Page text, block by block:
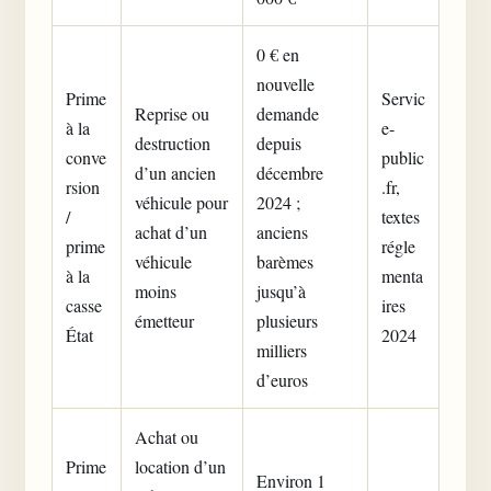
Prime
à la
conve
rsion
/
prime
à la
casse
État
Reprise ou
destruction
d’un ancien
véhicule pour
achat d’un
véhicule
moins
émetteur
0 € en
nouvelle
demande
depuis
décembre
2024 ;
anciens
barèmes
jusqu’à
plusieurs
milliers
d’euros
Servic
e-
public
.fr,
textes
régle
menta
ires
2024
Prime
Achat ou
location d’un
Environ 1